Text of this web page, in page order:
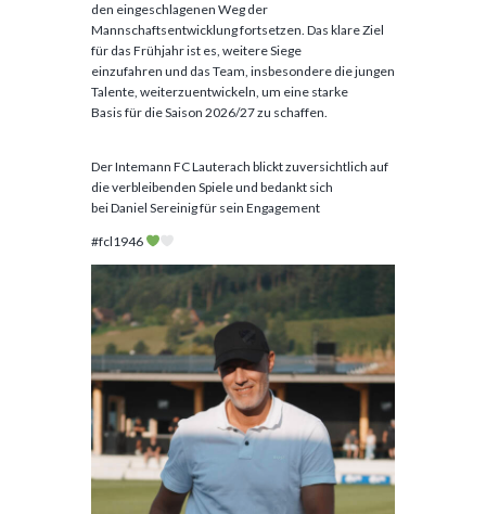
den eingeschlagenen Weg der
Mannschaftsentwicklung fortsetzen. Das klare Ziel
für das Frühjahr ist es, weitere Siege
einzufahren und das Team, insbesondere die jungen
Talente, weiterzuentwickeln, um eine starke
Basis für die Saison 2026/27 zu schaffen.
Der Intemann FC Lauterach blickt zuversichtlich auf
die verbleibenden Spiele und bedankt sich
bei Daniel Sereinig für sein Engagement
#fcl1946